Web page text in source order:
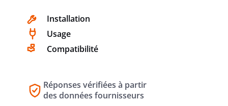
CATÉGORIE DE SURTENSION
RACCORDÉE
Installation
Usage
Compatibilité
Réponses vérifiées à partir
des données fournisseurs